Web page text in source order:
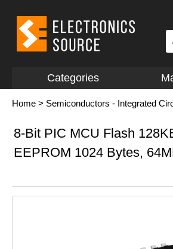
Categories
Home > Semiconductors - Integrated
8-Bit PIC MCU Flash
EEPROM 1024 Bytes,